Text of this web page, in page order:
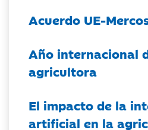
Acuerdo UE-
Año internacional
agricultora
El impacto de la
artificial en la